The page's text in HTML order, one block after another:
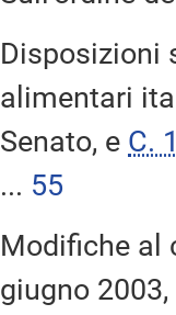
Disposizioni
alimentari
Senato, e C.
... 55
Modifiche al
giugno